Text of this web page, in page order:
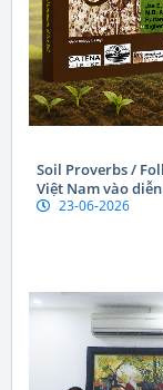
Soil Proverbs /
Việt Nam vào
23-06-2026